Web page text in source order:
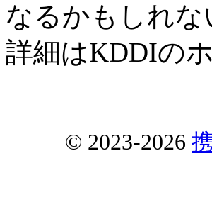
なるかもしれな
詳細はKDDIの
© 2023-2026